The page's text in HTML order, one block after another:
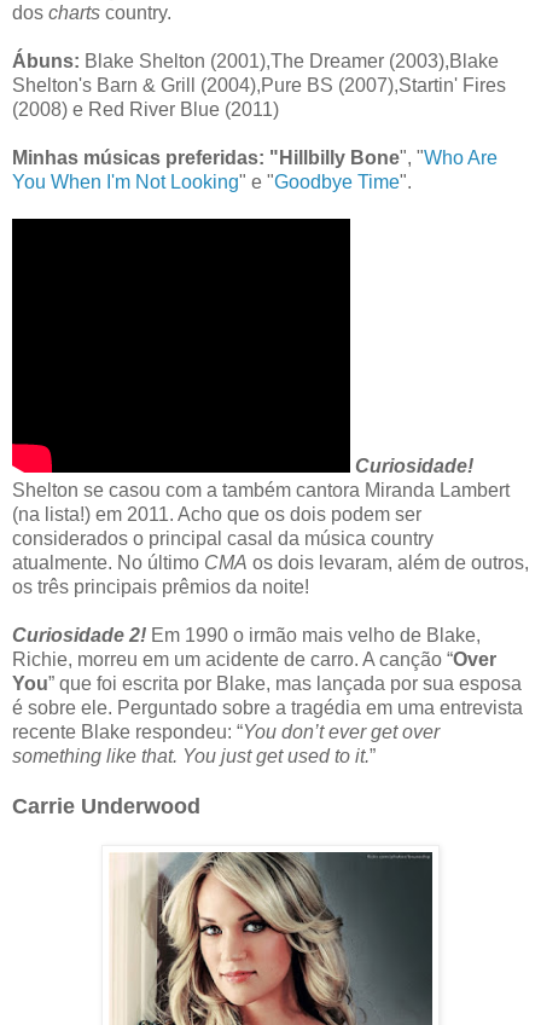
dos charts country.
Ábuns: Blake Shelton (2001),The Dreamer (2003),Blake
Shelton's Barn & Grill (2004),Pure BS (2007),Startin' Fires
(2008) e Red River Blue (2011)
Minhas músicas preferidas: "Hillbilly Bone", "Who Are
You When I'm Not Looking" e "Goodbye Time".
Curiosidade!
Shelton se casou com a também cantora Miranda Lambert
(na lista!) em 2011. Acho que os dois podem ser
considerados o principal casal da música country
atualmente. No último CMA os dois levaram, além de outros,
os três principais prêmios da noite!
Curiosidade 2! Em 1990 o irmão mais velho de Blake,
Richie, morreu em um acidente de carro. A canção “Over
You” que foi escrita por Blake, mas lançada por sua esposa
é sobre ele. Perguntado sobre a tragédia em uma entrevista
recente Blake respondeu: “You don’t ever get over
something like that. You just get used to it.”
Carrie Underwood